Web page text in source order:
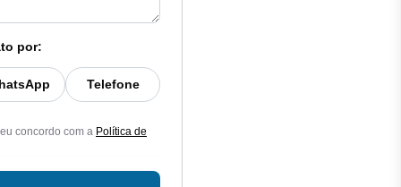
por:
Telefone
concordo com a Política de